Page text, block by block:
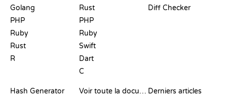
Golang
PHP
Ruby
Rust
R
Rust
PHP
Ruby
Swift
Dart
C
Diff Checker
Hash Generator
Voir toute la documentation Derniers articles